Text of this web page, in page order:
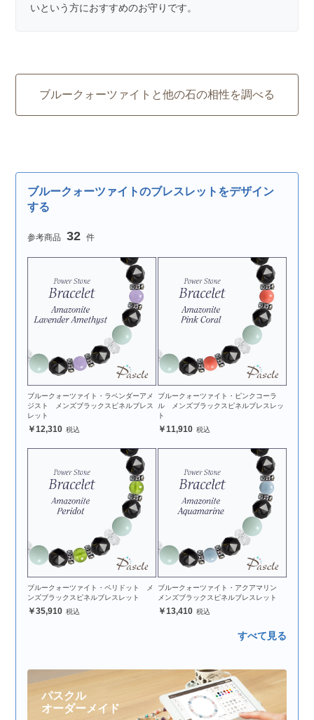
いという方におすすめのお守りです。
ブルークォーツァイトと他の石の相性を調べる
ブルークォーツァイトのブレスレットをデザイン
する
32
ブルークォーツァイト・ラベンダーアメ
ジスト メンズブラックスピネルブレス
レット
12,310
ブルークォーツァイト・ピンクコーラ
ル メンズブラックスピネルブレスレッ
ト
11,910
ブルークォーツァイト・ペリドット メ
ンズブラックスピネルブレスレット
35,910
ブルークォーツァイト・アクアマリン
メンズブラックスピネルブレスレット
13,410
すべて見る
パスクル
オーダーメイド